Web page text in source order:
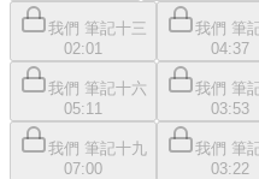
我們 筆記十三
02:01
我們 筆
04:37
我們 筆記十六
05:11
我們 筆
03:53
我們 筆記十九
07:00
我們 筆
03:22